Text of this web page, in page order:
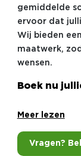
gemiddelde
ervoor dat
Wij bieden
maatwerk,
wensen.
Boek nu
Meer lezen
Vragen? Bel